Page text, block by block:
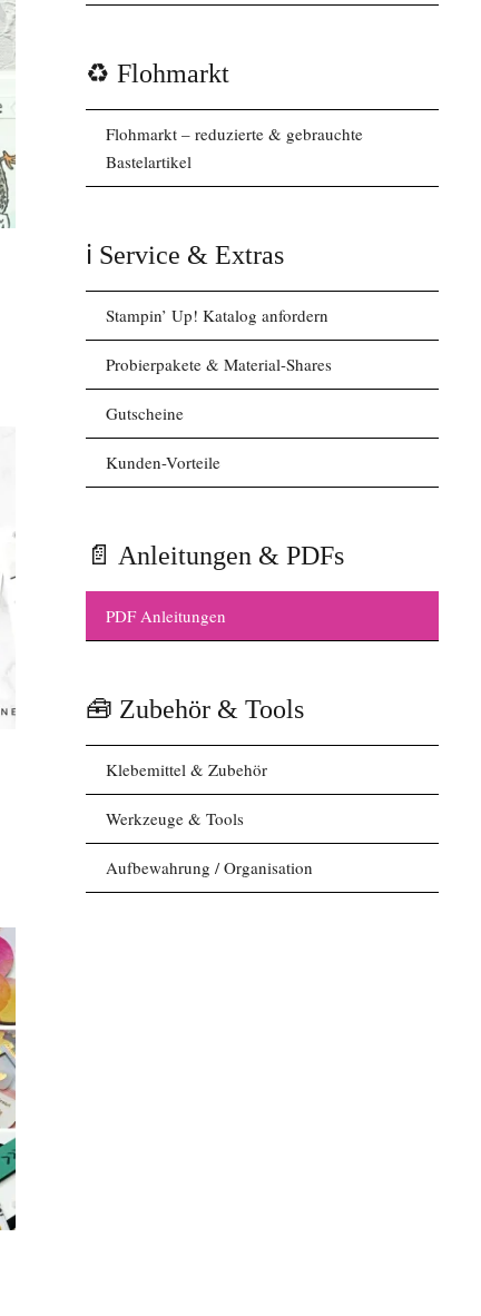
♻️ Flohmarkt
Flohmarkt – reduzierte & gebrauchte
Bastelartikel
ℹ️ Service & Extras
Stampin’ Up! Katalog anfordern
Probierpakete & Material-Shares
Gutscheine
Kunden-Vorteile
📄 Anleitungen & PDFs
PDF Anleitungen
🧰 Zubehör & Tools
Klebemittel & Zubehör
Werkzeuge & Tools
Aufbewahrung / Organisation